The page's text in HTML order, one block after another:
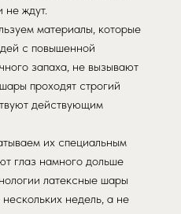
не ждут.
материалы, которые
с повышенной
запаха, не вызывают
проходят строгий
действующим
их специальным
глаз намного дольше
латексные шары
недель, а не